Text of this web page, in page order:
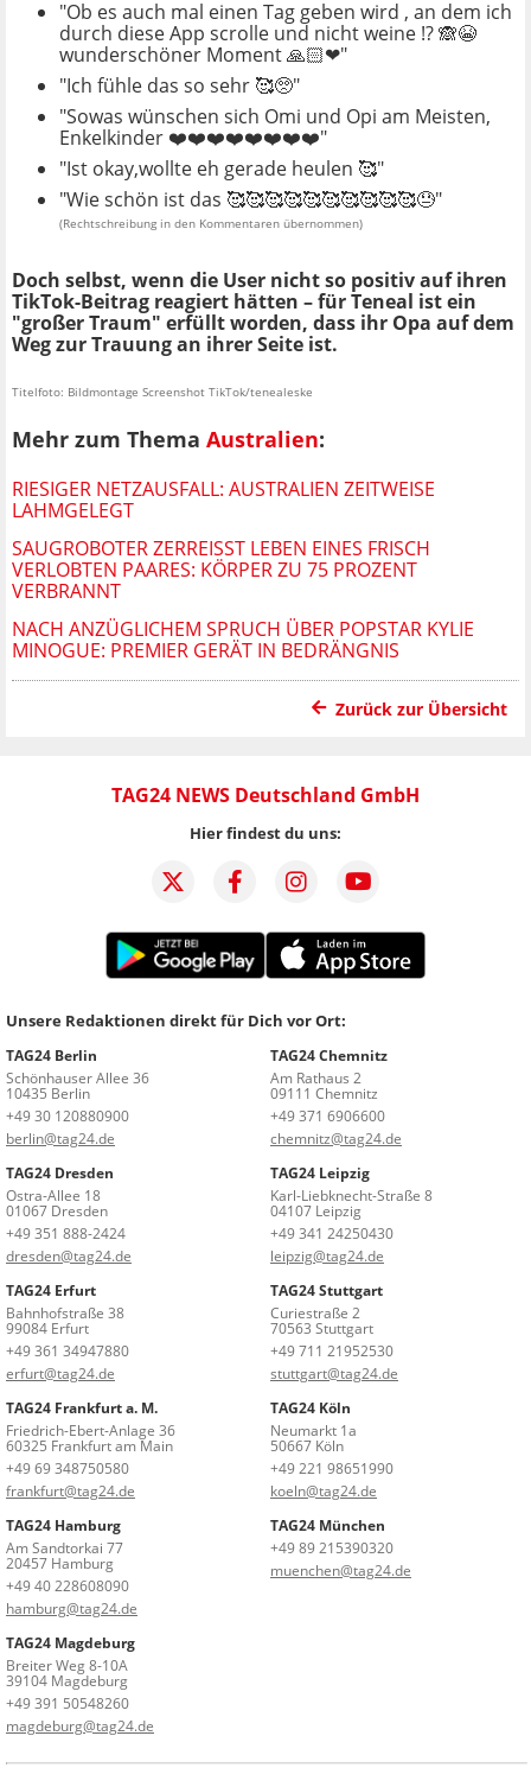
"Ob es auch mal einen Tag geben wird , an dem ich
durch diese App scrolle und nicht weine !? 🙈😭
wunderschöner Moment 🙏🏻❤"
"Ich fühle das so sehr 🥰🥺"
"Sowas wünschen sich Omi und Opi am Meisten,
Enkelkinder ❤️❤️❤️❤️❤️❤️❤️❤️"
"Ist okay,wollte eh gerade heulen 🥰"
"Wie schön ist das 🥰🥰🥰🥰🥰🥰🥰🥰🥰🥰😓"
(Rechtschreibung in den Kommentaren übernommen)
Doch selbst, wenn die User nicht so positiv auf ihren
TikTok-Beitrag reagiert hätten – für Teneal ist ein
"großer Traum" erfüllt worden, dass ihr Opa auf dem
Weg zur Trauung an ihrer Seite ist.
Titelfoto: Bildmontage Screenshot TikTok/tenealeske
Mehr zum Thema Australien:
RIESIGER NETZAUSFALL: AUSTRALIEN ZEITWEISE
LAHMGELEGT
SAUGROBOTER ZERREISST LEBEN EINES FRISCH V
ERLOBTEN PAARES: KÖRPER ZU 75 PROZENT V
ERBRANNT
NACH ANZÜGLICHEM SPRUCH ÜBER POPSTAR KYLIE
MINOGUE: PREMIER GERÄT IN BEDRÄNGNIS
Zurück zur Übersicht
TAG24 NEWS Deutschland GmbH
Hier findest du uns:
Unsere Redaktionen direkt für Dich vor Ort:
TAG24 Berlin
Schönhauser Allee 36
10435 Berlin
+49 30 120880900
berlin@tag24.de
TAG24 Chemnitz
Am Rathaus 2
09111 Chemnitz
+49 371 6906600
chemnitz@tag24.de
TAG24 Dresden
Ostra-Allee 18
01067 Dresden
+49 351 888-2424
dresden@tag24.de
TAG24 Leipzig
Karl-Liebknecht-Straße 8
04107 Leipzig
+49 341 24250430
leipzig@tag24.de
TAG24 Erfurt
Bahnhofstraße 38
99084 Erfurt
+49 361 34947880
erfurt@tag24.de
TAG24 Stuttgart
Curiestraße 2
70563 Stuttgart
+49 711 21952530
stuttgart@tag24.de
TAG24 Frankfurt a. M.
Friedrich-Ebert-Anlage 36
60325 Frankfurt am Main
+49 69 348750580
frankfurt@tag24.de
TAG24 Köln
Neumarkt 1a
50667 Köln
+49 221 98651990
koeln@tag24.de
TAG24 Hamburg
Am Sandtorkai 77
20457 Hamburg
+49 40 228608090
hamburg@tag24.de
TAG24 München
+49 89 215390320
muenchen@tag24.de
TAG24 Magdeburg
Breiter Weg 8-10A
39104 Magdeburg
+49 391 50548260
magdeburg@tag24.de